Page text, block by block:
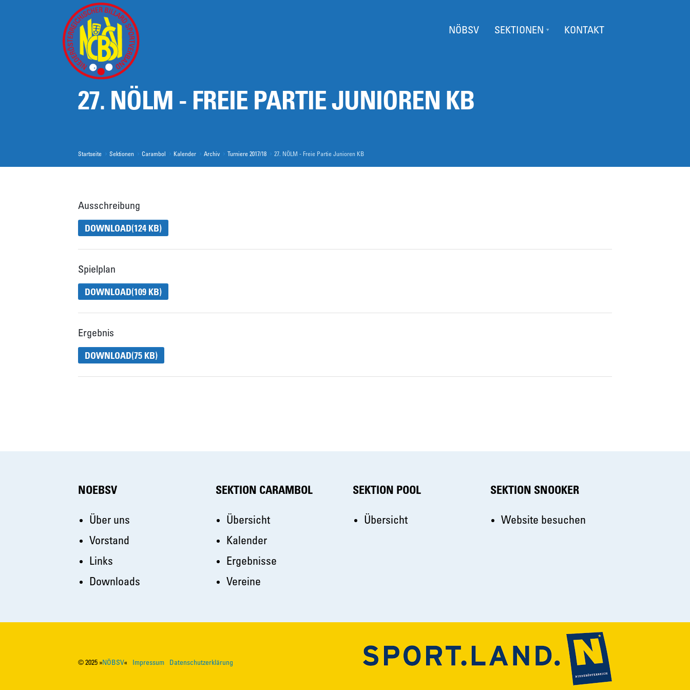
NÖBSV SEKTIONEN KONTAKT
NÖBSV
SEKTIONEN
27. NÖLM - FREIE PARTIE JUNIOREN KB
Startseite Sektionen Carambol Kalender Archiv Turniere 2017/18 27. NÖLM - Freie Partie Junioren KB
Ausschreibung
DOWNLOAD(124 KB)
Spielplan
DOWNLOAD(109 KB)
Ergebnis
DOWNLOAD(75 KB)
NOEBSV
Über uns
Vorstand
Links
Downloads
SEKTION CARAMBOL
Übersicht
Kalender
Ergebnisse
Vereine
SEKTION POOL
Übersicht
SEKTION SNOOKER
Website besuchen
©2025 »NÖBSV« Impressum Datenschutzerklärung